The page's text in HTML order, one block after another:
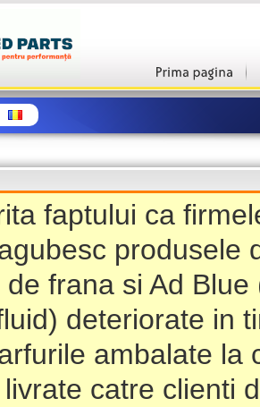
faptului ca
produsele
de frana si Ad
deteriorate in
ambalate la
catre clienti